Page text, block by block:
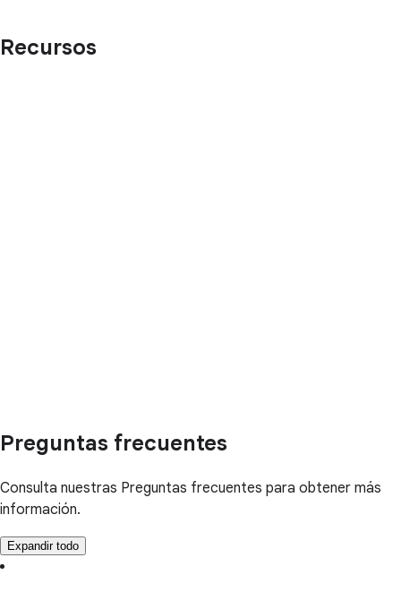
Recursos
Preguntas frecuentes
Consulta nuestras Preguntas frecuentes para obtener más
información.
Expandir todo